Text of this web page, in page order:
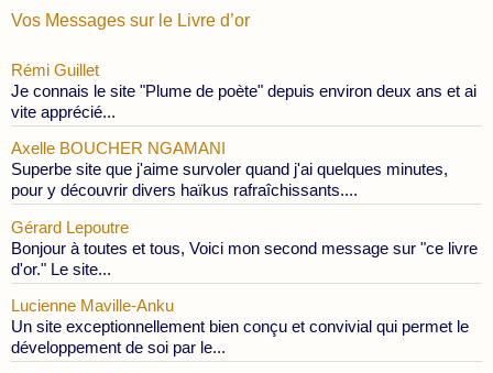
Vos Messages sur le Livre d’or
Rémi Guillet
Je connais le site "Plume de poète" depuis environ deux ans et ai
vite apprécié...
Axelle BOUCHER NGAMANI
Superbe site que j'aime survoler quand j'ai quelques minutes,
pour y découvrir divers haïkus rafraîchissants....
Gérard Lepoutre
Bonjour à toutes et tous, Voici mon second message sur "ce livre
d'or." Le site...
Lucienne Maville-Anku
Un site exceptionnellement bien conçu et convivial qui permet le
développement de soi par le...